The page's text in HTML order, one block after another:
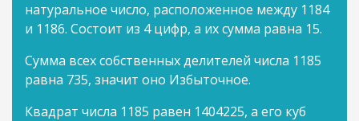
натуральное число, расположенное между 1184
и 1186. Состоит из 4 цифр, а их сумма равна 15.
Сумма всех собственных делителей числа 1185
равна 735, значит оно Избыточное.
Квадрат числа 1185 равен 1404225, а его куб